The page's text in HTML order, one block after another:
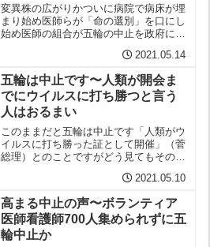
変異株の広がりかついに病院で病床が埋
まり始め医師らが「命の選別」を口にし
始め医師の組合が五輪の中止を政府に訴
否五輪中止の署名運動は勢いを増すばか
り（３５万人）一方で先日のバッハ会長
やコーツ副会長に続いて今...
2021.05.14
五輪は中止です〜人類が開会ま
でにウイルスに打ち勝つと言う
人はおるまい
このままだと五輪は中止です「人類がウ
イルスに打ち勝った証として開催」（菅
総理）とのことですがどう見てもその日
自語自得中止するしかありません人気ブ
ログランキング ←応援クリックを！に
ほんブログ村 ←人気投...
2021.05.10
高まる中止の声〜ボランティア
医師看護師700人集められずに五
輪中止か